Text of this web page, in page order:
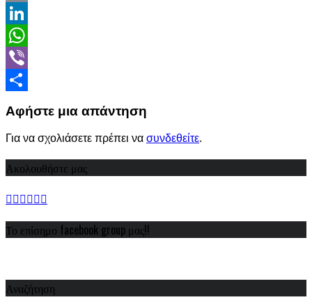
Email
LinkedIn
WhatsApp
Viber
Αφήστε μια απάντηση
Για να σχολιάσετε πρέπει να συνδεθείτε.
Ακολουθήστε μας
Το επίσημο facebook group μας!!
Αναζήτηση